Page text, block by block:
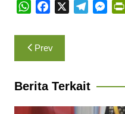
W
a
t
s
p
p
c
e
b
o
k
a
m
M
e
Navigasi
pos
Prev
Berita Terkait